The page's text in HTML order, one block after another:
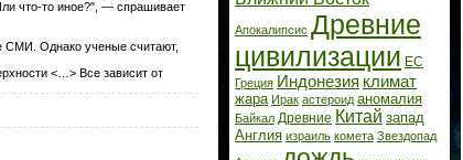
что-то иное?", — спрашивает
СМИ. Однако ученые считают,
<…> Все зависит от
Апокалипсис Древние
цивилизации ЕС
Греция Индонезия климат
жара Ирак астероид аномалия
Байкал Древние Китай запад
Англия израиль комета Звездопад